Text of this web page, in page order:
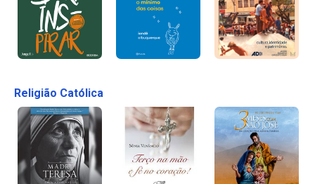
Religião Católica